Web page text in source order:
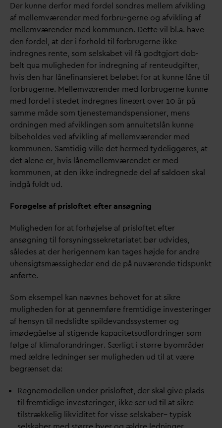
Der kunne derfor med fordel sondres mellem afvikling
af mellemværender med forbru-gerne og afvikling af
mellemværender med kommunen. Dette vil bl.a. have
den fordel, at der i forhold til forbrugerne ikke
indregnes rente, som selskabet vil få godtgjort dob-
belt qua muligheden for indregning af renteudgifter,
hvis den har lånefinansieret beløbet for at kunne låne til
forbrugerne. Mellemværender med forbrugerne kunne
med fordel i stedet indregnes lineært over 10 år på
samme måde som tjenestemandspensioner, mens
ordningen med afviklingen som annuitetslån kunne
bibeholdes ved afvikling af mellemværender med
kommunen. Samtidig ville det hermed tydeliggøres, at
det alene er, hvis lånemellemværendet er med
kommunen, at den ikke indregnede del af saldoen skal
indgå fuldt ud.
Forøgelse af prisloftet efter ansøgning
Muligheden for at forhøjelse af prisloftet efter
ansøgning til forsyningssekretariatet bør udvides,
således at der herigennem kan tages højde for andre
uhensigtsmæssigheder end de på nuværende tidspunkt
anførte.
Som eksempel kan nævnes behovet for at sikre
muligheden for at gennemføre fremtidige investeringer
af hensyn til nedslidte spildevandssystemer og
imødegåelse af stigende kapacitetsudfordringer som
følge af klimaforandringer. Særligt i større byområder
med ældre ledninger ser muligheden ud til at være
begrænset da:
Regnemodellen under prisloftet, der skal give plads
til fremtidige investeringer, ikke ser ud til at sikre
tilstrækkelig likviditet for visse selskaber– typisk